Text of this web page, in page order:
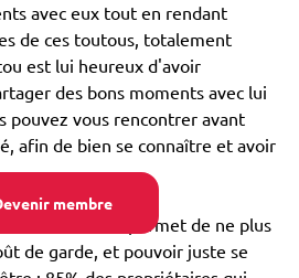
membre
avec eux tout en rendant
de ces toutous, totalement
est lui heureux d'avoir
des bons moments avec lui
pouvez vous rencontrer avant
afin de bien se connaître et avoir
bon marché permet de ne plus
de garde, et pouvoir juste se